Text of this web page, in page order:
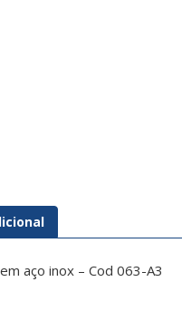
aço inox – Cod 063-A3